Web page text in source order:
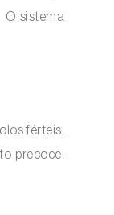
O sistema
férteis,
precoce.